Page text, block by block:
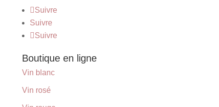
Suivre
Suivre
Suivre
Boutique en ligne
Vin blanc
Vin rosé